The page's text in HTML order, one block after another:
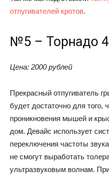
отпугивателей кротов.
№5 – Торнадо
Цена: 2000 рублей
Прекрасный отпугиватель
будет достаточно для того,
проникновения мышей и
дом. Девайс использует
переключения частоты
не смогут выработать
ультразвуковым волнам.